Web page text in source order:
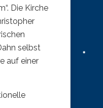
Die Kirche
selbst
auf einer